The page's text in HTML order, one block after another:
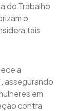
do Trabalho
o
tais
a
assegurando
em
contra